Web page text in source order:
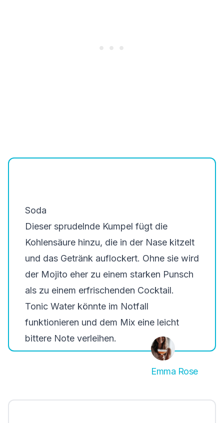
Soda
Dieser sprudelnde Kumpel fügt die
Kohlensäure hinzu, die in der Nase kitzelt
und das Getränk auflockert. Ohne sie wird
der Mojito eher zu einem starken Punsch
als zu einem erfrischenden Cocktail.
Tonic Water könnte im Notfall
funktionieren und dem Mix eine leicht
bittere Note verleihen.
Emma Rose